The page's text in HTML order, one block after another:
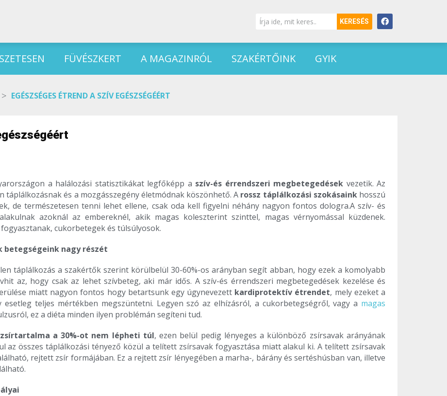
KERESÉS
FÜVÉSZKERT A MAGAZINRÓL SZAKÉRTŐINK GYIK
> EGÉSZSÉGES ÉTREND A SZÍV EGÉSZSÉGÉÉRT
a halálozási statisztikákat legfőképp a szív-és érrendszeri megbetegedések vezetik. Az
és a mozgásszegény életmódnak köszönhető. A rossz táplálkozási szokásainkhosszú
de természetesen tenni lehet ellene, csak oda kell figyelni néhány nagyon fontos dologra.A szív- és
azoknál az embereknél, akik magas koleszterint szinttel, magas vérnyomással küzdenek.
cukorbetegek és túlsúlyosok.
betegségeink nagy részét
táplálkozás a szakértők szerint körülbelül 30-60%-os arányban segít abban, hogy ezek a komolyabb
az, hogy csak az lehet szívbeteg, aki már idős. A szív-és érrendszeri megbetegedések kezelése és
miatt nagyon fontos hogy betartsunk egy úgynevezett kardiprotektív étrendet, mely ezeket a
teljes mértékben megszüntetni. Legyen szó az elhízásról, a cukorbetegségről, vagy a magas
ez a diéta minden ilyen problémán segíteni tud.
a 30%-ot nem lépheti túl, ezen belül pedig lényeges a különböző zsírsavak arányának
az összes táplálkozási tényező közül a telített zsírsavak fogyasztása miatt alakul ki. A telített zsírsavak
rejtett zsír formájában. Ez a rejtett zsír lényegében a marha-, bárány és sertéshúsban van, illetve